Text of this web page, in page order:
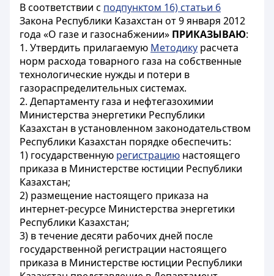
В соответствии с подпунктом 16) статьи 6
Закона Республики Казахстан от 9 января 2012
года «О газе и газоснабжении» ПРИКАЗЫВАЮ:
1. Утвердить прилагаемую Методику расчета
норм расхода товарного газа на собственные
технологические нужды и потери в
газораспределительных системах.
2. Департаменту газа и нефтегазохимии
Министерства энергетики Республики
Казахстан в установленном законодательством
Республики Казахстан порядке обеспечить:
1) государственную регистрацию настоящего
приказа в Министерстве юстиции Республики
Казахстан;
2) размещение настоящего приказа на
интернет-ресурсе Министерства энергетики
Республики Казахстан;
3) в течение десяти рабочих дней после
государственной регистрации настоящего
приказа в Министерстве юстиции Республики